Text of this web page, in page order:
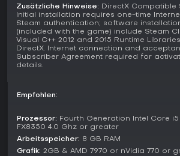
Buildings ohne Action-Hektik.
Schlüsselfaktoren sind:
Umfassende Anpassung bei
Forschung
Dynamische Diplomatie- und
richtig - besonders mit der etablierten
Support.
Zusätzliche Hinweise: DirectX Compatible
Initial installation requires one-time
Steam authentication; software
(included with the game) include Steam
Visual C++ 2012 and 2015 Runtime
DirectX. Internet connection and
Subscriber Agreement required for
details.
Empfohlen:
Prozessor: Fourth Generation Intel Core i5
FX8350 4.0 Ghz or greater
Arbeitsspeicher: 8 GB RAM
Grafik: 2GB & AMD 7970 or nVidia 770 or